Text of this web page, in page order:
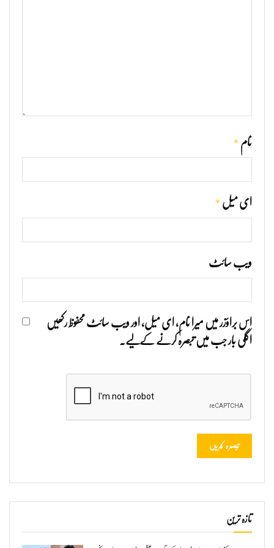
نام *
ای میل *
ویب‌ سائٹ
اس براؤزر میں میرا نام، ای میل، اور ویب سائٹ محفوظ رکھیں
اگلی بار جب میں تبصرہ کرنے کےلیے۔
تازہ ترین